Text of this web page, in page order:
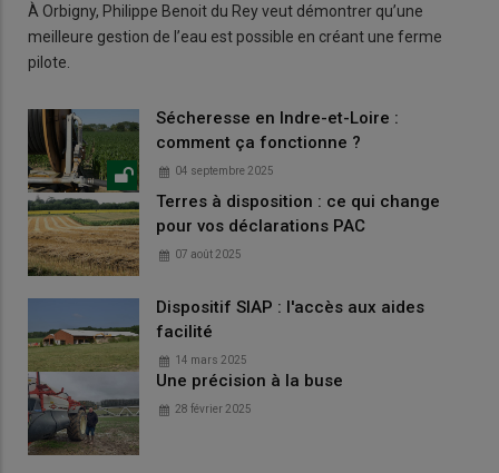
À Orbigny, Philippe Benoit du Rey veut démontrer qu’une
meilleure gestion de l’eau est possible en créant une ferme
pilote.
Sécheresse en Indre-et-Loire :
comment ça fonctionne ?
04 septembre 2025
Terres à disposition : ce qui change
pour vos déclarations PAC
07 août 2025
Dispositif SIAP : l'accès aux aides
facilité
14 mars 2025
Une précision à la buse
28 février 2025